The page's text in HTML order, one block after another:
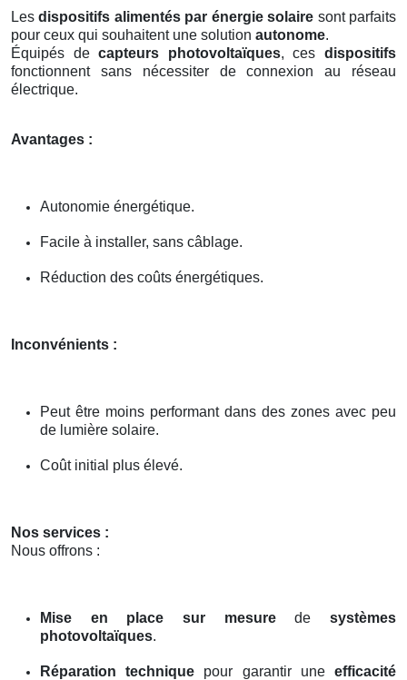
Lesdispositifs alimentés par énergie solaire sont parfaits
pour ceux qui souhaitent une solution autonome.
Équipés decapteurs photovoltaïques, cesdispositifs
fonctionnent sans nécessiter de connexion au réseau
électrique.
Avantages :
Autonomie énergétique.
Facile à installer, sans câblage.
Réduction des coûts énergétiques.
Inconvénients :
Peut être moins performant dans des zones avec peu
de lumière solaire.
Coût initial plus élevé.
Nos services :
Nous offrons :
Mise en place sur mesuredesystèmes
photovoltaïques.
Réparation technique pour garantir uneefficacité